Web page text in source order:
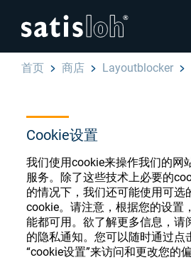
Cookie设置
我们使用cookie来操作我们的网
服务。除了这些技术上必要的
的情况下，我们还可能使用可选
cookie。请注意，根据您的设置
能都可用。欲了解更多信息，请
的隐私通知。您可以随时通过点
“cookie设置”来访问和更改您的偏
汉语
眼镜光学
精密光学
隐藏页面导航
English
Deutsch
Español
Français
首页 商店 Layoutblocker
眼镜光学耗材商
注册或登录以访问您的帐户
种眼镜光学耗材